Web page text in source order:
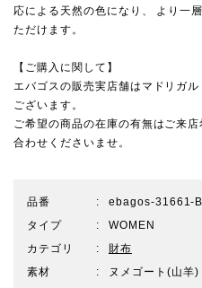
応による天然の色になり、 より一
ただけます。
【ご購入に関して】
エバゴスの販売実店舗は マドリガル
ございます。
ご希望の商品の在庫の有無はご来
合わせくださいませ。
品番
ebagos-31661-
タイプ
WOMEN
カテゴリ
財布
素材
ヌメゴート(山羊)